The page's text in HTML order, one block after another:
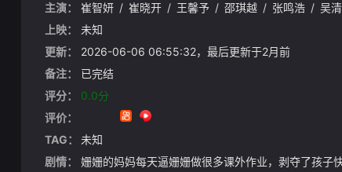
主演：
崔智妍 / 崔晓开 / 王馨予 / 邵琪越 / 张鸣浩 / 吴
上映：
未知
更新：
2026-06-06 06:55:32，最后更新于2月前
备注：
已完结
评分：
0.0分
评价：
TAG：
未知
剧情：
姗姗的妈妈每天逼姗姗做很多课外作业，剥夺了孩